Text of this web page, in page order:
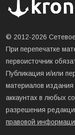
© 2012-2026
При перепечатке
первоисточник
Публикация и/или
материалов издания
аккаунтах в любых
разрешения
правовой